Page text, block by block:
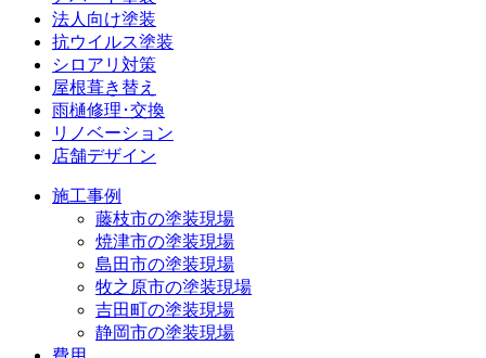
法人向け塗装
抗ウイルス塗装
シロアリ対策
屋根葺き替え
雨樋修理･交換
リノベーション
店舗デザイン
施工事例
藤枝市の塗装現場
焼津市の塗装現場
島田市の塗装現場
牧之原市の塗装現場
吉田町の塗装現場
静岡市の塗装現場